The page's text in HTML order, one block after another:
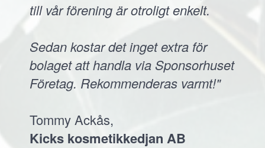
till vår förening är otroligt enkelt.
Sedan kostar det inget extra för
bolaget att handla via Sponsorhuset
Företag. Rekommenderas varmt!"
Tommy Ackås,
Kicks kosmetikkedjan AB